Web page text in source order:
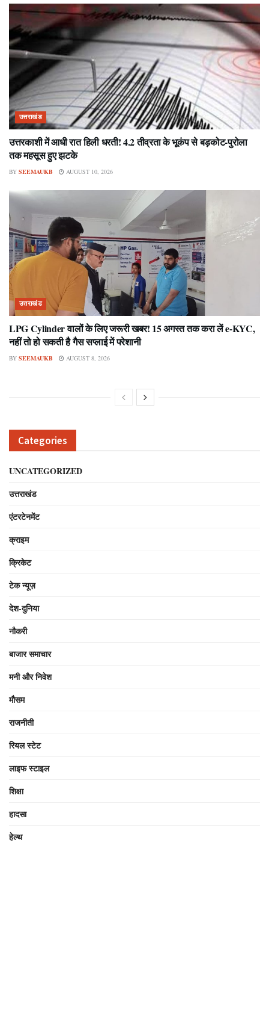
उत्तराखंड
उत्तरकाशी में आधी रात हिली धरती! 4.2 तीव्रता के भूकंप से बड़कोट-पुरोला
तक महसूस हुए झटके
BY SEEMAUKB AUGUST 10, 2026
उत्तराखंड
LPG Cylinder वालों के लिए जरूरी खबर! 15 अगस्त तक करा लें e-KYC,
नहीं तो हो सकती है गैस सप्लाई में परेशानी
BY SEEMAUKB AUGUST 8, 2026
Categories
UNCATEGORIZED
उत्तराखंड
एंटरटेनमेंट
क्राइम
क्रिकेट
टेक न्यूज़
देश-दुनिया
नौकरी
बाजार समाचार
मनी और निवेश
मौसम
राजनीती
रियल स्टेट
लाइफ स्टाइल
शिक्षा
हादसा
हेल्थ